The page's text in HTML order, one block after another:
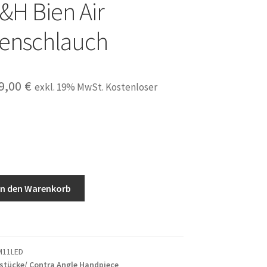
Bien Air
€
€Aktueller
exkl. 19% MwSt. Kostenloser
den Warenkorb
Contra Angle Handpiece